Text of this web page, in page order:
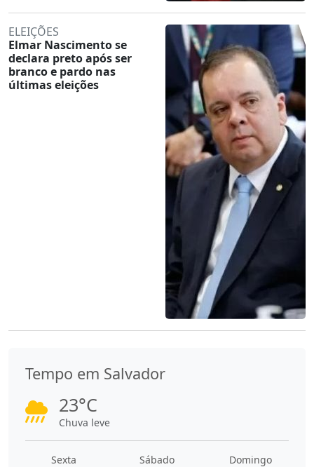
ELEIÇÕES
Elmar Nascimento se
declara preto após ser
branco e pardo nas
últimas eleições
Tempo em Salvador
23°C
Chuva leve
Sexta Sábado Domingo